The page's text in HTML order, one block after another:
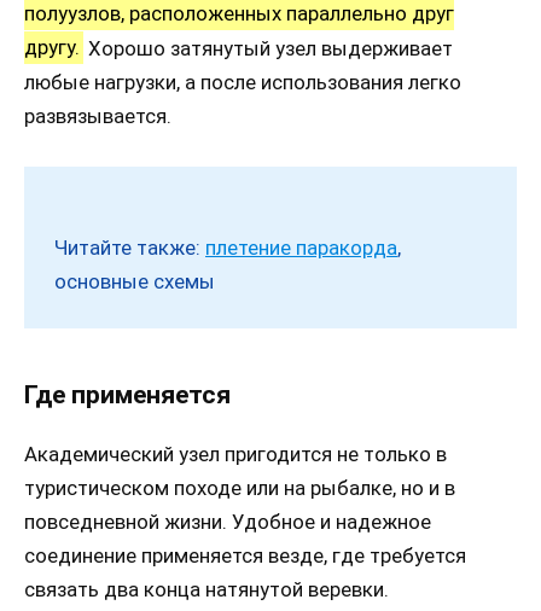
полуузлов, расположенных параллельно друг
другу. Хорошо затянутый узел выдерживает
любые нагрузки, а после использования легко
развязывается.
Читайте также: плетение паракорда,
основные схемы
Где применяется
Академический узел пригодится не только в
туристическом походе или на рыбалке, но и в
повседневной жизни. Удобное и надежное
соединение применяется везде, где требуется
связать два конца натянутой веревки.